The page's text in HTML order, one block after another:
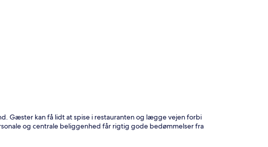
Gæster kan få lidt at spise i restauranten og lægge vejen forbi
og centrale beliggenhed får rigtig gode bedømmelser fra